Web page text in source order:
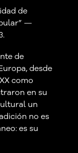
de
—
de
desde
como
en su
un
no es
es su